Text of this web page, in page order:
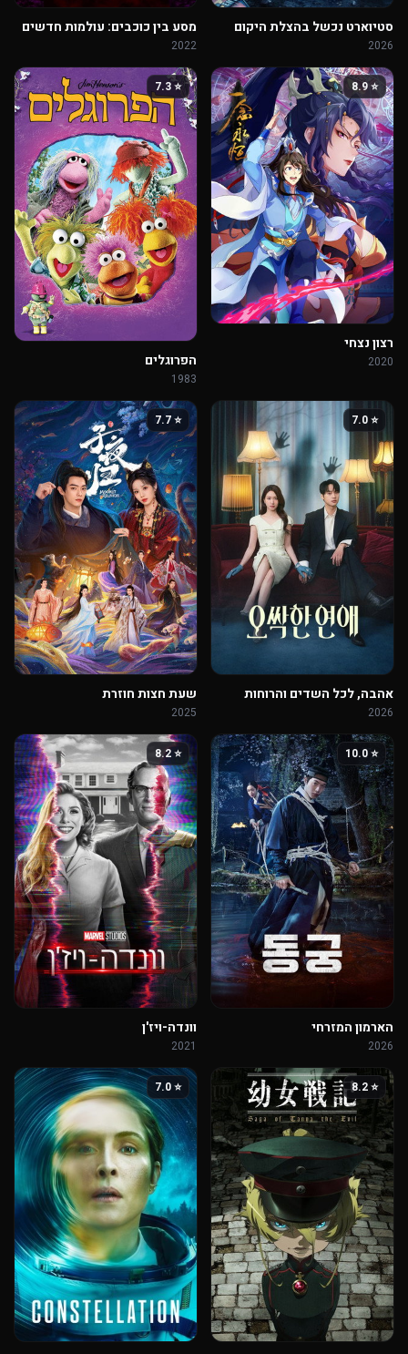
סטיוארט נכשל בהצלת היקום
2026
מסע בין כוכבים: עולמות חדשים
ומשונים
2022
⭐ 8.9
רצון נצחי
2020
⭐ 7.3
הפרוגלים
1983
⭐ 7.0
אהבה, לכל השדים והרוחות
2026
⭐ 7.7
שעת חצות חוזרת
2025
⭐ 10.0
הארמון המזרחי
2026
⭐ 8.2
וונדה-ויז'ן
2021
⭐ 8.2
⭐ 7.0